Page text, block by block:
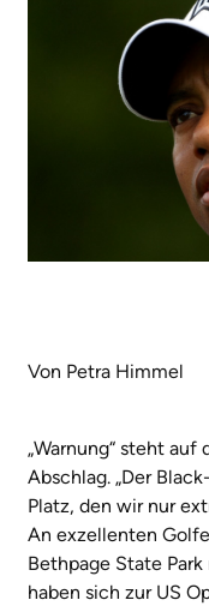
Von Petra Himmel
„Warnung“ steht
Abschlag. „Der
Platz, den wir nur
An exzellenten
Bethpage State
haben sich zur US